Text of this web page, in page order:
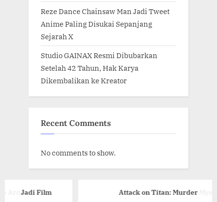
Reze Dance Chainsaw Man Jadi Tweet
Anime Paling Disukai Sepanjang
Sejarah X
Studio GAINAX Resmi Dibubarkan
Setelah 42 Tahun, Hak Karya
Dikembalikan ke Kreator
Recent Comments
No comments to show.
Film
Attack on Titan: Murder Mystery